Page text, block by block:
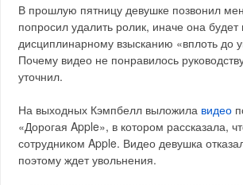
В прошлую пятницу девушке позвонил
попросил удалить ролик, иначе она будет
дисциплинарному взысканию «вплоть до
Почему видео не понравилось
уточнил.
На выходных Кэмпбелл выложила видео
«Дорогая Apple», в котором рассказала,
сотрудником Apple. Видео девушка
поэтому ждет увольнения.